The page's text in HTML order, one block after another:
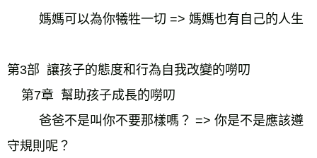
媽媽可以為你犧牲一切 => 媽媽也有自己的人生
第3部  讓孩子的態度和行為自我改變的嘮叨
    第7章  幫助孩子成長的嘮叨
爸爸不是叫你不要那樣嗎？ => 你是不是應該遵
守規則呢？